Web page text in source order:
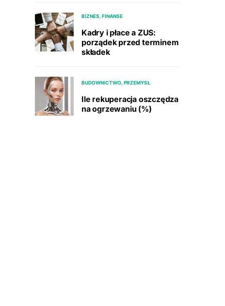
BIZNES, FINANSE
Kadry i płace a ZUS:
porządek przed terminem
składek
BUDOWNICTWO, PRZEMYSŁ
Ile rekuperacja oszczędza
na ogrzewaniu (%)